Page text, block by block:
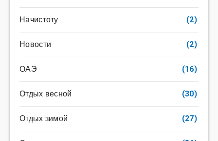
Начистоту (2)
Новости (2)
ОАЭ (16)
Отдых весной (30)
Отдых зимой (27)